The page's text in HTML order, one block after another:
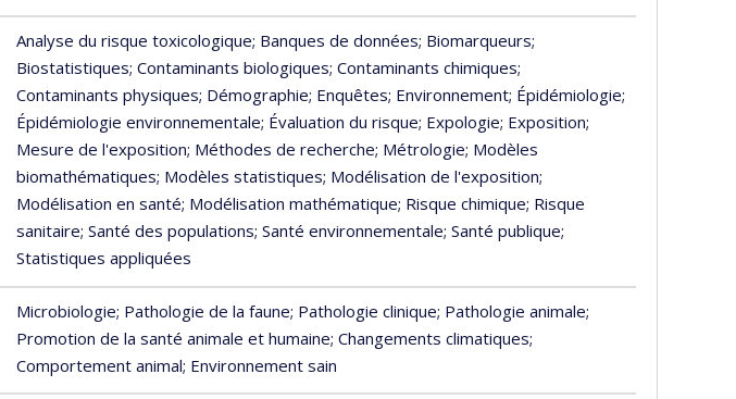
Analyse du risque toxicologique; Banques de données; Biomarqueurs;
Biostatistiques; Contaminants biologiques; Contaminants chimiques;
Contaminants physiques; Démographie; Enquêtes; Environnement; Épidémiologie;
Épidémiologie environnementale; Évaluation du risque; Expologie; Exposition;
Mesure de l'exposition; Méthodes de recherche; Métrologie; Modèles
biomathématiques; Modèles statistiques; Modélisation de l'exposition;
Modélisation en santé; Modélisation mathématique; Risque chimique; Risque
sanitaire; Santé des populations; Santé environnementale; Santé publique;
Statistiques appliquées
Microbiologie; Pathologie de la faune; Pathologie clinique; Pathologie animale;
Promotion de la santé animale et humaine; Changements climatiques;
Comportement animal; Environnement sain